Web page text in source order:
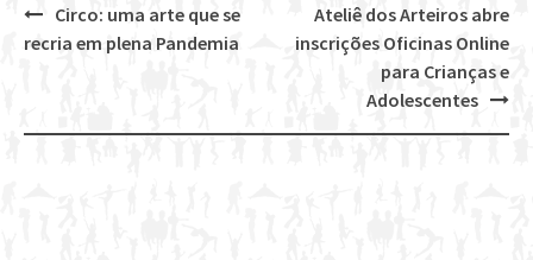
Post
Ateliê dos Arteiros abre
inscrições Oficinas Online
para Crianças e
Adolescentes
Circo: uma arte que se
recria em plena Pandemia